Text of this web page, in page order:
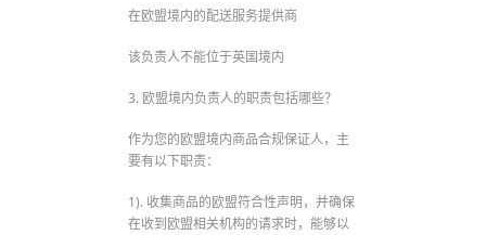
在欧盟境内的配送服务提供商
该负责人不能位于英国境内
3. 欧盟境内负责人的职责包括哪些？
作为您的欧盟境内商品合规保证人，主
要有以下职责：
1). 收集商品的欧盟符合性声明，并确保
在收到欧盟相关机构的请求时，能够以